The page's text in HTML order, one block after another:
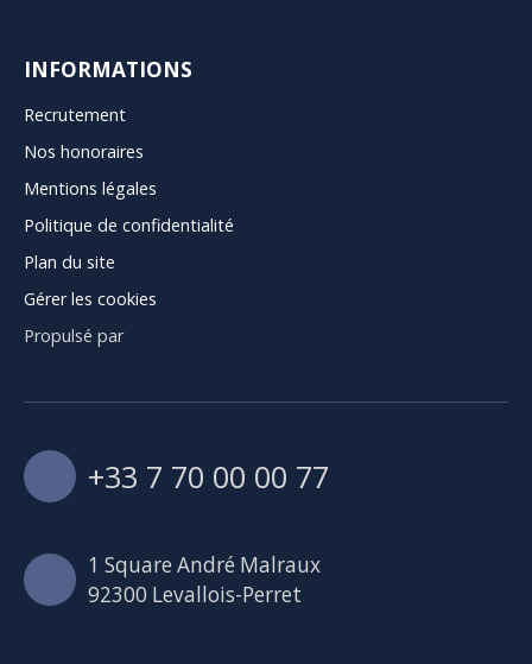
INFORMATIONS
Recrutement
Nos honoraires
Mentions légales
Politique de confidentialité
Plan du site
Gérer les cookies
Propulsé par
+33 7 70 00 00 77
1 Square André Malraux
92300 Levallois-Perret